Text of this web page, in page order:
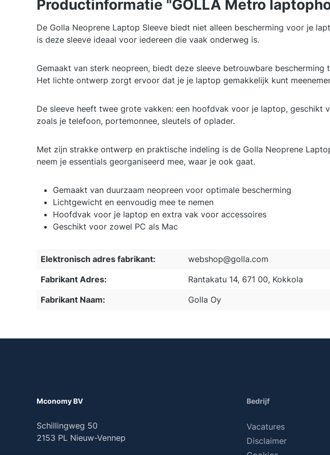
Productinformatie "GOLLA Metro
De Golla Neoprene Laptop Sleeve biedt niet alleen bescherming voor je
is deze sleeve ideaal voor iedereen die vaak onderweg is.
Gemaakt van sterk neopreen, biedt deze sleeve betrouwbare
Het lichte ontwerp zorgt ervoor dat je je laptop gemakkelijk kunt
De sleeve heeft twee grote vakken: een hoofdvak voor je laptop, geschikt
zoals je telefoon, portemonnee, sleutels of oplader.
Met zijn strakke ontwerp en praktische indeling is de Golla Neoprene
neem je essentials georganiseerd mee, waar je ook gaat.
Gemaakt van duurzaam neopreen voor optimale bescherming
Lichtgewicht en eenvoudig mee te nemen
Hoofdvak voor je laptop en extra vak voor accessoires
Geschikt voor zowel PC als Mac
Elektronisch adres fabrikant:
webshop@golla.com
Fabrikant Adres:
Rantakatu 14, 671 00, Kokkola
Fabrikant Naam:
Golla Oy
Mconomy BV
Schillingweg 50
2153 PL Nieuw-Vennep
Bedrijf
Vacatures
Disclaimer